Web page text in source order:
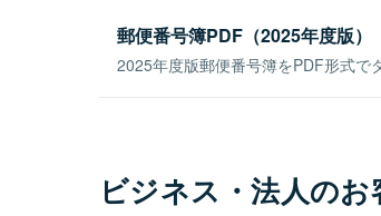
郵便番号簿PDF（2025年度版）
2025年度版郵便番号簿をPDF形式で
ビジネス・法人の